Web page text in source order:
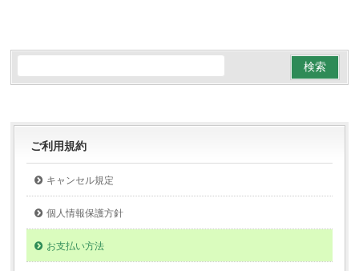
ご利用規約
キャンセル規定
個人情報保護方針
お支払い方法